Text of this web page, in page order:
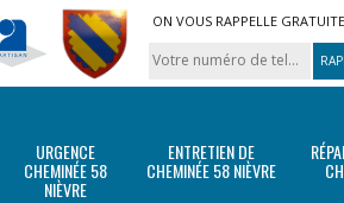
ON VOUS RAPPELLE
URGENCE
CHEMINÉE 58
NIÈVRE
ENTRETIEN DE
CHEMINÉE 58 NIÈVRE